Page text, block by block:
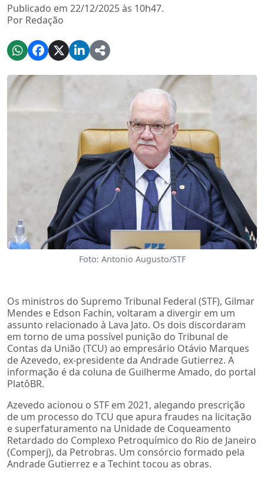
Publicado em 22/12/2025 às 10h47.
Por Redação
Foto: Antonio Augusto/STF
Os ministros do Supremo Tribunal Federal (STF), Gilmar
Mendes e Edson Fachin, voltaram a divergir em um
assunto relacionado à Lava Jato. Os dois discordaram
em torno de uma possível punição do Tribunal de
Contas da União (TCU) ao empresário Otávio Marques
de Azevedo, ex-presidente da Andrade Gutierrez. A
informação é da coluna de Guilherme Amado, do portal
PlatôBR.
Azevedo acionou o STF em 2021, alegando prescrição
de um processo do TCU que apura fraudes na licitação
e superfaturamento na Unidade de Coqueamento
Retardado do Complexo Petroquímico do Rio de Janeiro
(Comperj), da Petrobras. Um consórcio formado pela
Andrade Gutierrez e a Techint tocou as obras.